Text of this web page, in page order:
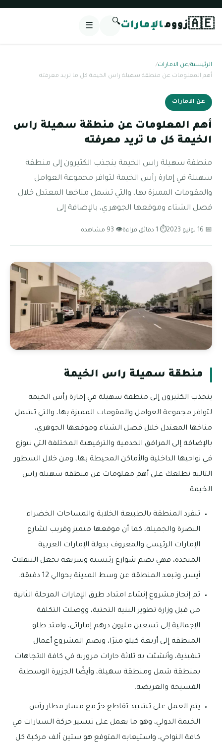
🇦🇪زوومالإمارات🔍
☰
الرئيسية/عن الامارات/
أهم المعلومات عن منطقة سهيلة راس الخيمة كل ما تريد معرفته
عن الامارات
أهم المعلومات عن منطقة سهيلة راس
الخيمة كل ما تريد معرفته
منطقة سهيلة راس الخيمة ينجذب الكثيرون إلى منطقة
سهيلة في إمارة رأس الخيمة لتوافر مجموعة العوامل
والمقومات المميزة بها، والتي تشمل مناخها المعتدل خلال
فصل الشتاء وموقعها الجوهري، بالإضافة إلى
📅 16 يونيو 2023 ⏱ 1 دقائق قراءة 👁 93 مشاهدة
منطقة سهيلة راس الخيمة
ينجذب الكثيرون إلى منطقة سهيلة في إمارة رأس الخيمة
لتوافر مجموعة العوامل والمقومات المميزة بها، والتي تشمل
مناخها المعتدل خلال فصل الشتاء وموقعها الجوهري،
بالإضافة إلى المرافق الخدمية والترفيهية المختلفة التي تتوزع
في نواحيها الداخلية والأماكن المحيطة بها، ومن خلال السطور
التالية نطلعك على أهم معلومات عن منطقة سهيلة راس
الخيمة:
تنفرد المنطقة بالطبيعة الخلابة والمساحات الخضراء
النضرة والجميلة، كما أن موقعها متميز وقريب لشارع
الإمارات الرئيسي والمعروف بدولة الإمارات العربية
المتحدة، فهي تضم شوارع رئيسية وسريعة تجعل التنقلات
أيسر، وتبعد المنطقة عن وسط المدينة بحوالي 12 دقيقة.
تم إنجاز مشروع إنشاء امتداد طرق الإمارات المرحلة الثانية
من قبل وزارة تطوير البنية التحتية، ووصلت التكلفة
الإجمالية إلى تسعين مليون درهم إماراتي، وامتد طلو
المنطقة إلى أربعة كيلو مترًا، ويضم المشروع أعمال
تنفيذية، وأنشئت به ثلاثة حارات مرورية في كافة الاتجاهات
بمنطقة شمل ومنطقة سهيلة، وأيضًا الجزيرة الوسطية
الفسيحة والعريضة.
يتم العمل على تشييد تقاطع حرّ مع مسار مطار رأس
الخيمة الدولي، وهو ما يعمل على تيسير حركة السيارات في
كافة النواحي، واستيعابه المتوقع هو ستين ألف مركبة كل